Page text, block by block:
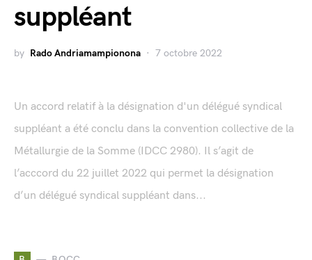
suppléant
by Rado Andriamampionona 7 octobre 2022
Un accord relatif à la désignation d'un délégué syndical
suppléant a été conclu dans la convention collective de la
Métallurgie de la Somme (IDCC 2980). Il s’agit de
l’acccord du 22 juillet 2022 qui permet la désignation
d’un délégué syndical suppléant dans...